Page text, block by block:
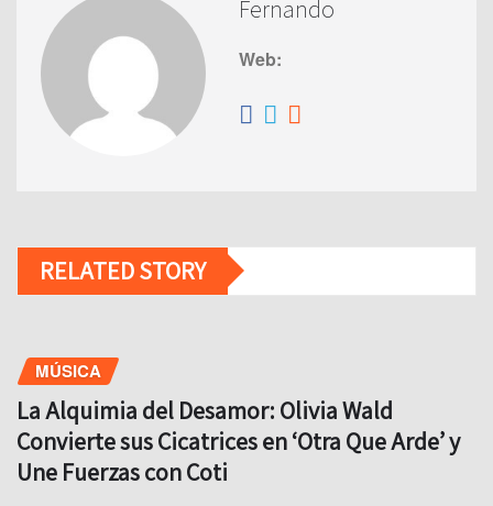
Fernando
Web:
RELATED STORY
MÚSICA
La Alquimia del Desamor: Olivia Wald
Convierte sus Cicatrices en ‘Otra Que Arde’ y
Une Fuerzas con Coti